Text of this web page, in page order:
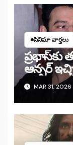
సినిమా వార్తలు
ప్రభాస్‌కు
ఆన్సర్
MAR 31, 2026